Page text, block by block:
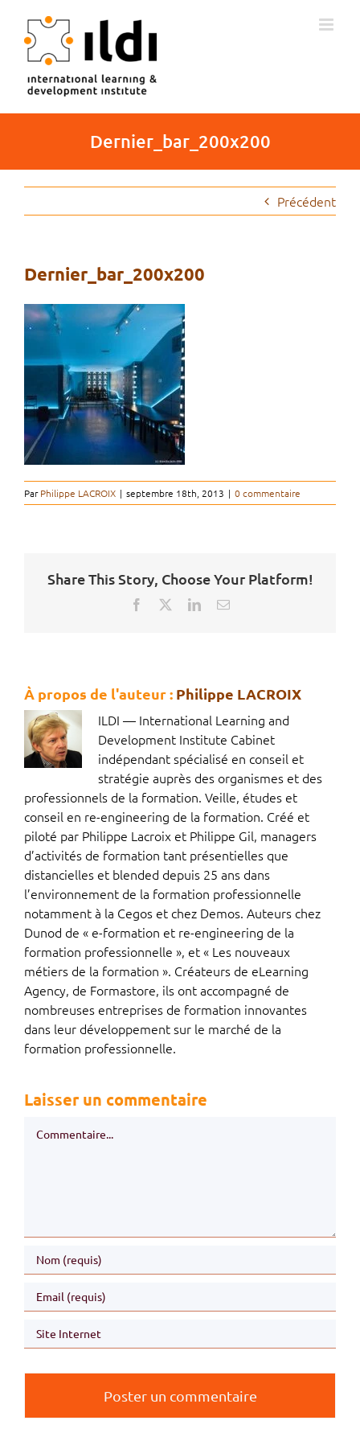
contenu
Dernier_bar_200x200
Précédent
Dernier_bar_200x200
ParPhilippe LACROIX | septembre 18th, 2013 | 0 commentaire
Share This Story, Choose Your Platform!
Facebook LinkedInEmail
À propos de l'auteur : Philippe LACROIX
ILDI — International Learning and
Development Institute Cabinet
indépendant spécialisé en conseil et
stratégie auprès des organismes et des
professionnels de la formation. Veille, études et
conseil en re-engineering de la formation. Créé et
piloté par Philippe Lacroix et Philippe Gil, managers
d’activités de formation tant présentielles que
distancielles et blended depuis 25 ans dans
l’environnement de la formation professionnelle
notamment à la Cegos et chez Demos. Auteurs chez
Dunod de « e-formation et re-engineering de la
formation professionnelle », et « Les nouveaux
métiers de la formation ». Créateurs de eLearning
Agency, de Formastore, ils ont accompagné de
nombreuses entreprises de formation innovantes
dans leur développement sur le marché de la
formation professionnelle.
Laisser un commentaire
Commentaire